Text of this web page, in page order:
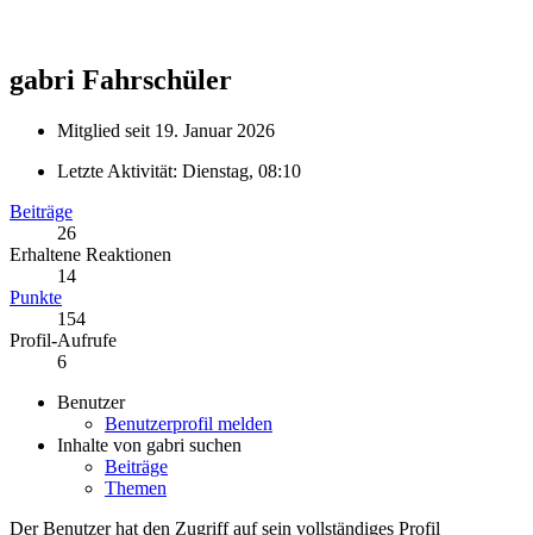
gabri Fahrschüler
Mitglied seit 19. Januar 2026
Letzte Aktivität: Dienstag, 08:10
Beiträge
26
Erhaltene Reaktionen
14
Punkte
154
Profil-Aufrufe
6
Benutzer
Benutzerprofil melden
Inhalte von gabri suchen
Beiträge
Themen
Der Benutzer hat den Zugriff auf sein vollständiges Profil